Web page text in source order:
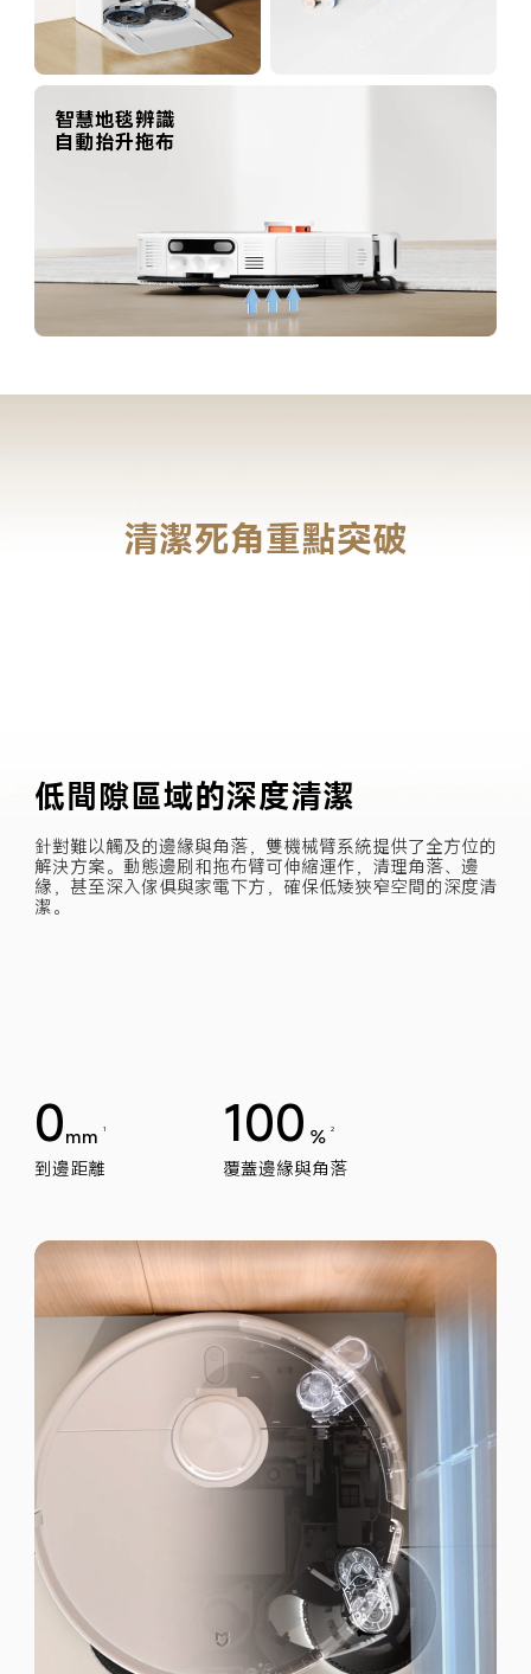
智慧地毯辨識
自動抬升拖布
清潔死角重點突破
低間隙區域的深度清潔
針對難以觸及的邊緣與角落，雙機械臂系統提供了全方位的
解決方案。動態邊刷和拖布臂可伸縮運作，清理角落、邊
緣，甚至深入傢俱與家電下方，確保低矮狹窄空間的深度清
潔。
0mm 1
到邊距離
100 % 2
覆蓋邊緣與角落